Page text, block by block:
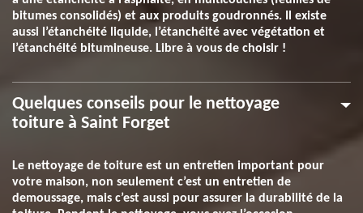
bitumes consolidés) et aux produits goudronnés. Il existe
aussi l’étanchéité liquide, l’étanchéité avec végétation et
l’étanchéité bitumineuse. Libre à vous de choisir !
Quelques conseils pour le nettoyage
toiture à Saint Forget
Le nettoyage de toiture est un entretien important pour
votre maison, non seulement c’est un entretien de
demoussage, mais c’est aussi pour assurer la durabilité de la